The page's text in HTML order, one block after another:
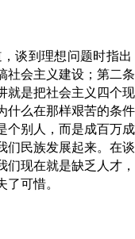
谈到理想问题时指
会主义建设；第二
是把社会主义四个
么在那样艰苦的条
别人，而是成百万
民族发展起来。在
现在就是缺乏人才
可惜。